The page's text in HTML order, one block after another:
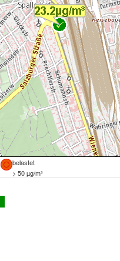
belastet
> 50 µg/m³